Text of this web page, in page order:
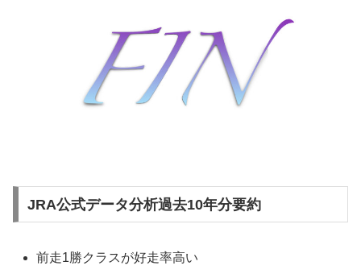
JRA公式データ分析過去10年分要約
前走1勝クラスが好走率高い